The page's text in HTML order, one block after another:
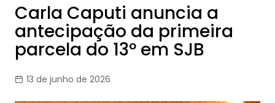
Carla Caputi anuncia a
antecipação da primeira
parcela do 13º em SJB
13 de junho de 2026